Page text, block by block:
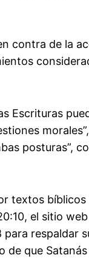
contra de la
Escrituras
posturas”,
textos
el sitio
respaldar
de que